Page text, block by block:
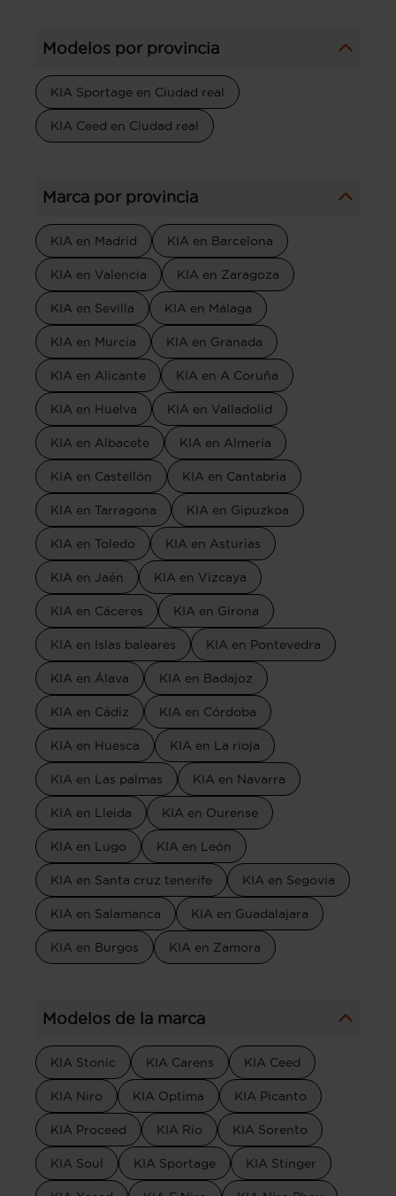
Modelos por provincia
KIA Sportage en Ciudad real
KIA Ceed en Ciudad real
Marca por provincia
KIA en Madrid KIA en Barcelona
KIA en Valencia KIA en Zaragoza
KIA en Sevilla KIA en Málaga
KIA en Murcia KIA en Granada
KIA en Alicante KIA en A Coruña
KIA en Huelva KIA en Valladolid
KIA en Albacete KIA en Almería
KIA en Castellón KIA en Cantabria
KIA en Tarragona KIA en Gipuzkoa
KIA en Toledo KIA en Asturias
KIA en Jaén KIA en Vizcaya
KIA en Cáceres KIA en Girona
KIA en Islas baleares KIA en Pontevedra
KIA en Álava KIA en Badajoz
KIA en Cádiz KIA en Córdoba
KIA en Huesca KIA en La rioja
KIA en Las palmas KIA en Navarra
KIA en Lleida KIA en Ourense
KIA en Lugo KIA en León
KIA en Santa cruz tenerife KIA en Segovia
KIA en Salamanca KIA en Guadalajara
KIA en Burgos KIA en Zamora
Modelos de la marca
KIA Stonic KIA Carens KIA Ceed
KIA Niro KIA Optima KIA Picanto
KIA Proceed KIA Rio KIA Sorento
KIA Soul KIA Sportage KIA Stinger